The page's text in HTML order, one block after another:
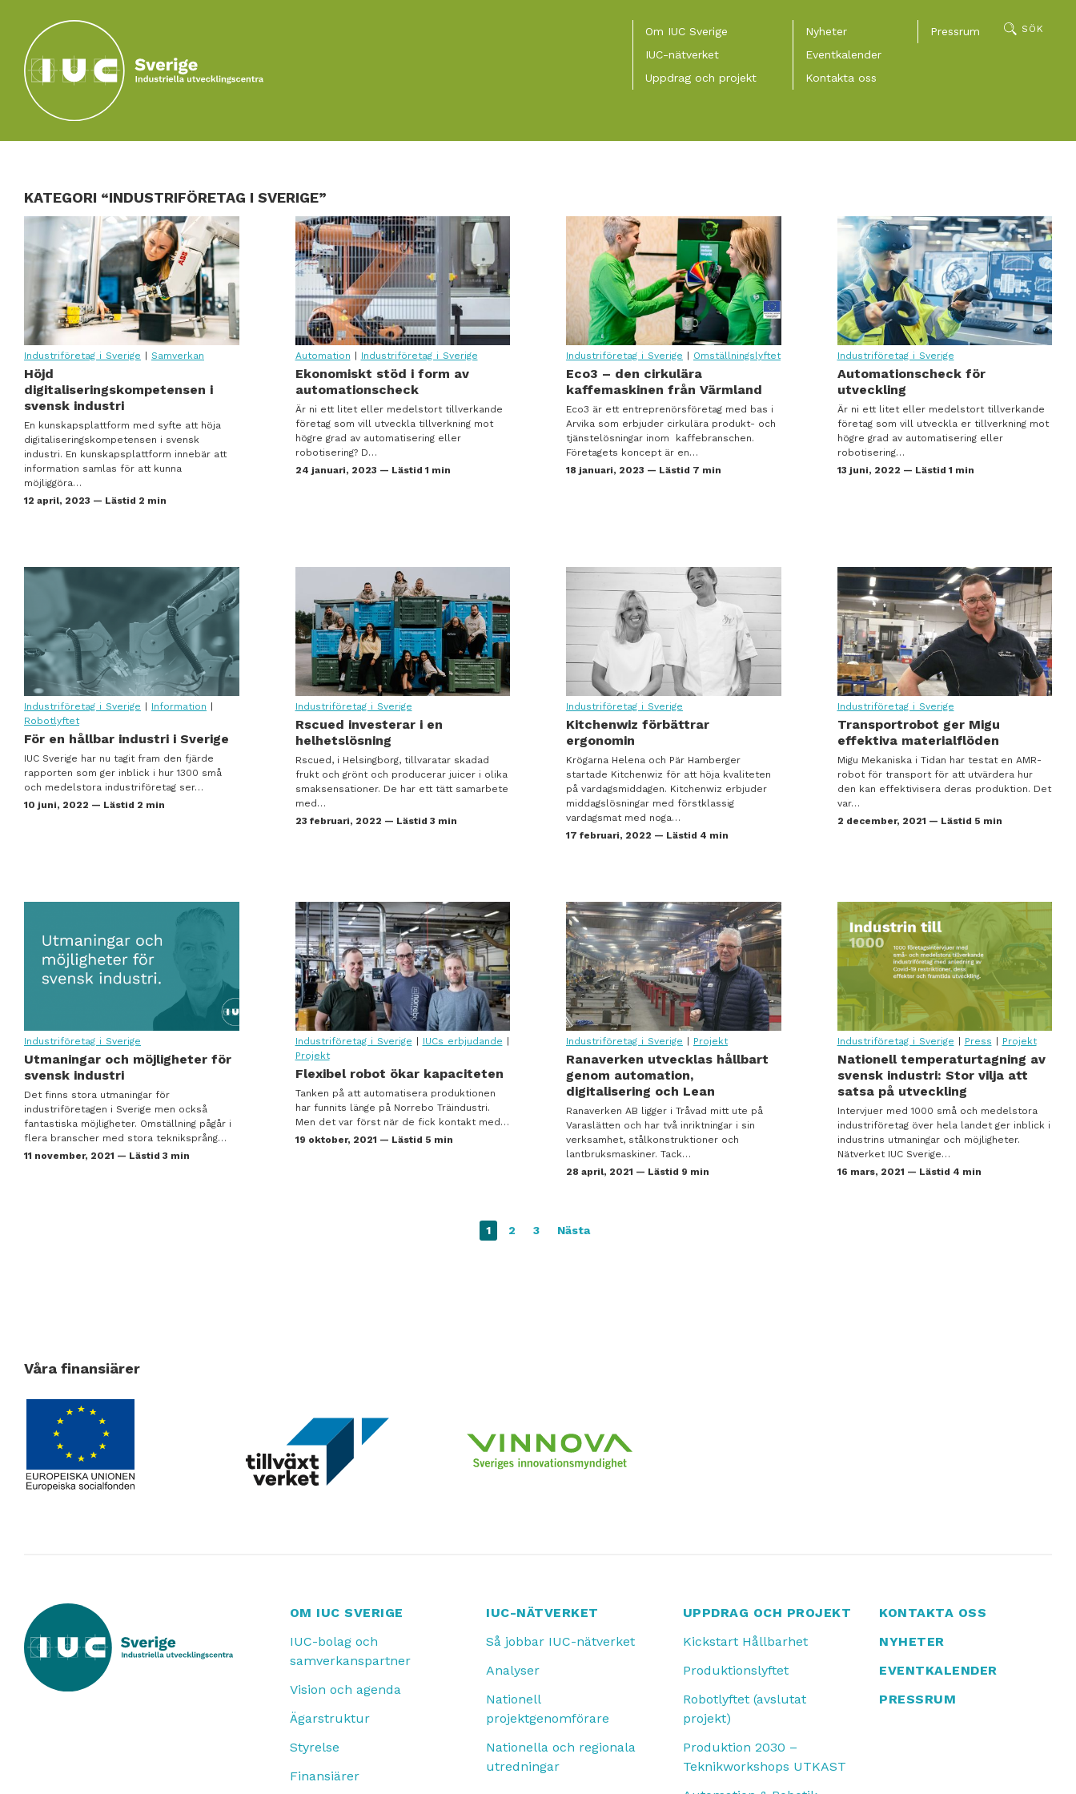
Meny
Om IUC Sverige
IUC-nätverket
Uppdrag och projekt
Nyheter
Eventkalender
Kontakta oss
Pressrum SÖK
KATEGORI “INDUSTRIFÖRETAG I SVERIGE”
Industriföretag i Sverige Samverkan
Höjd
digitaliseringskompetensen i
svensk industri
En kunskaps­plattform med syfte att höja
digita­li­se­rings­kom­pe­tensen i svensk
industri. En kunskapsplattform innebär att
information samlas för att kunna
möjliggöra…
12 april, 2023 — Lästid 2 min
Automation Industriföretag i Sverige
Ekonomiskt stöd i form av
automationscheck
Är ni ett litet eller medelstort tillverkande
företag som vill utveckla tillverkning mot
högre grad av automatisering eller
robotisering? D…
24 januari, 2023 — Lästid 1 min
Industriföretag i Sverige
Omställningslyftet
Eco3 – den cirkulära
kaffemaskinen från Värmland
Eco3 är ett entreprenörsföretag med bas i
Arvika som erbjuder cirkulära produkt- och
tjänstelösningar inom kaffebranschen.
Företagets koncept är en…
18 januari, 2023 — Lästid 7 min
Automationscheck för utveckling
Industriföretag i Sverige
Automationscheck för utveckling
Automationscheck för
utveckling
Är ni ett litet eller medelstort tillverkande
företag som vill utveckla er tillverkning mot
högre grad av automatisering eller
robotisering…
13 juni, 2022 — Lästid 1 min
Industriföretag i Sverige Information
Robotlyftet
För en hållbar industri i Sverige
IUC Sverige har nu tagit fram den fjärde
rapporten som ger inblick i hur 1300 små
och medelstora industriföretag ser…
10 juni, 2022 — Lästid 2 min
Industriföretag i Sverige
Rscued investerar i en
helhetslösning
Rscued, i Helsingborg, tillvaratar skadad
frukt och grönt och producerar juicer i olika
smaksensationer. De har ett tätt samarbete
med…
23 februari, 2022 — Lästid 3 min
Industriföretag i Sverige
Kitchenwiz förbättrar
ergonomin
Krögarna Helena och Pär Hamberger
startade Kitchenwiz för att höja kvaliteten
på vardagsmiddagen. Kitchenwiz erbjuder
middagslösningar med förstklassig
vardagsmat med noga…
17 februari, 2022 — Lästid 4 min
Transportrobot ger Migu effektiva materialflöden
Industriföretag i Sverige
Transportrobot ger Migu effektiva materialflöden
Transportrobot ger Migu
effektiva materialflöden
Migu Mekaniska i Tidan har testat en AMR-
robot för transport för att utvärdera hur
den kan effektivisera deras produktion. Det
var…
2 december, 2021 — Lästid 5 min
Industriföretag i Sverige
Utmaningar och möjligheter för
svensk industri
Det finns stora utmaningar för
industriföretagen i Sverige men också
fantastiska möjligheter. Omställning pågår i
flera branscher med stora tekniksprång…
11 november, 2021 — Lästid 3 min
Industriföretag i Sverige IUCs erbjudande
Projekt
Flexibel robot ökar kapaciteten
Tanken på att automatisera produktionen
har funnits länge på Norrebo Träindustri.
Men det var först när de fick kontakt med…
19 oktober, 2021 — Lästid 5 min
Industriföretag i Sverige
Projekt
digitalisering och Lean
Ranaverken utvecklas hållbart
genom automation,
digitalisering och Lean
Ranaverken AB ligger i Tråvad mitt ute på
Varaslätten och har två inriktningar i sin
verksamhet, stålkonstruktioner och
lantbruksmaskiner. Tack…
28 april, 2021 — Lästid 9 min
Nationell temperaturtagning av svensk industri: Stor vilja att satsa på utveckling
Industriföretag i Sverige Press
Projekt
Nationell temperaturtagning av svensk industri: Stor vilja att satsa på utveckling
Nationell temperaturtagning av
svensk industri: Stor vilja att
satsa på utveckling
Intervjuer med 1000 små och medelstora
industriföretag över hela landet ger inblick i
industrins utmaningar och möjligheter.
Nätverket IUC Sverige…
16 mars, 2021 — Lästid 4 min
1 2 3 Nästa
Våra finansiärer
OM IUC SVERIGE
IUC-bolag och
samverkanspartner
Vision och agenda
Ägarstruktur
Styrelse
Finansiärer
IUC-NÄTVERKET
Så jobbar IUC-nätverket
Analyser
Nationell
projektgenomförare
Nationella och regionala
utredningar
UPPDRAG OCH PROJEKT
Kickstart Hållbarhet
Produktionslyftet
Robotlyftet (avslutat
projekt)
Produktion 2030 –
Teknikworkshops UTKAST
KONTAKTA OSS
NYHETER
EVENTKALENDER
PRESSRUM